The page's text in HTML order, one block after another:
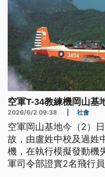
空軍T-34教練機岡山基
2026/6/2 09:38 社會
空軍岡山基地今（2）
故，由盧姓中校及過姓
機，在執行模擬發動機
軍司令部證實2名飛行員